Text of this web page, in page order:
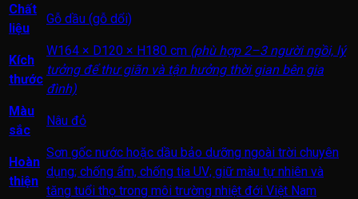
Chất
liệu
Gỗ dầu (gỗ dổi)
Kích
thước
W164 × D120 × H180 cm (phù hợp 2–3 người ngồi, lý
tưởng để thư giãn và tận hưởng thời gian bên gia
đình)
Màu
sắc
Nâu đỏ
Hoàn
thiện
Sơn gốc nước hoặc dầu bảo dưỡng ngoài trời chuyên
dụng; chống ẩm, chống tia UV; giữ màu tự nhiên và
tăng tuổi thọ trong môi trường nhiệt đới Việt Nam